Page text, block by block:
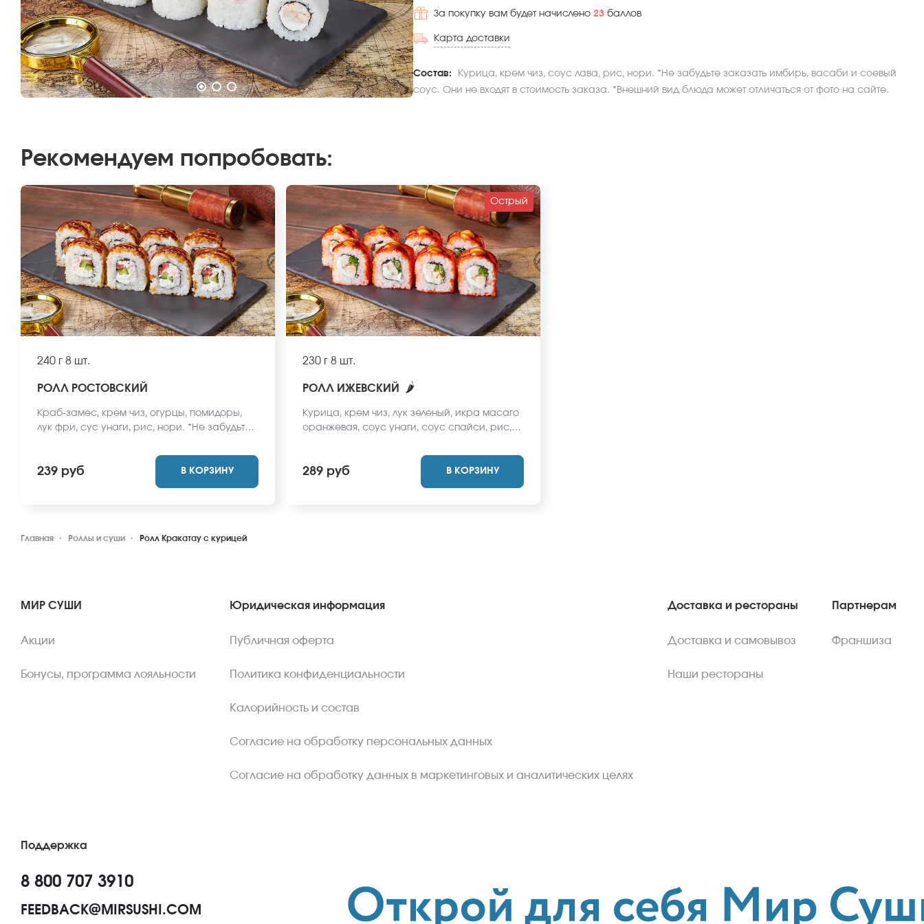
За покупку вам будет начислено 23 баллов
Карта доставки
Состав:
Курица, крем чиз, соус лава, рис, нори. *Не забудьте заказать имбирь, васаби и соевый
соус. Они не входят в стоимость заказа. *Внешний вид блюда может отличаться от фото на сайте.
Рекомендуем попробовать:
240 г 8 шт.
РОЛЛ РОСТОВСКИЙ
Краб-замес, крем чиз, огурцы, помидоры,
лук фри, сус унаги, рис, нори. *Не забудьте
Они не входят в стоимость заказа. *Внешний
вид блюда может отличаться от фото на
239 руб В КОРЗИНУ
Острый
230 г 8 шт.
РОЛЛ ИЖЕВСКИЙ 🌶
Курица, крем чиз, лук зеленый, икра масаго
оранжевая, соус унаги, соус спайси, рис,
и соевый соус. Они не входят в стоимость
заказа. *Внешний вид блюда может
отличаться от фото на сайте.
289 руб В КОРЗИНУ
Главная Роллы и суши Ролл Кракатау с курицей
МИР СУШИ
Акции
Бонусы, программа лояльности
Юридическая информация
Публичная оферта
Политика конфиденциальности
Калорийность и состав
Согласие на обработку персональных данных
Согласие на обработку данных в маркетинговых и аналитических целях
Доставка и рестораны
Доставка и самовывоз
Наши рестораны
Партнерам
Франшиза
Поддержка
8 800 707 3910
FEEDBACK@MIRSUSHI.COM